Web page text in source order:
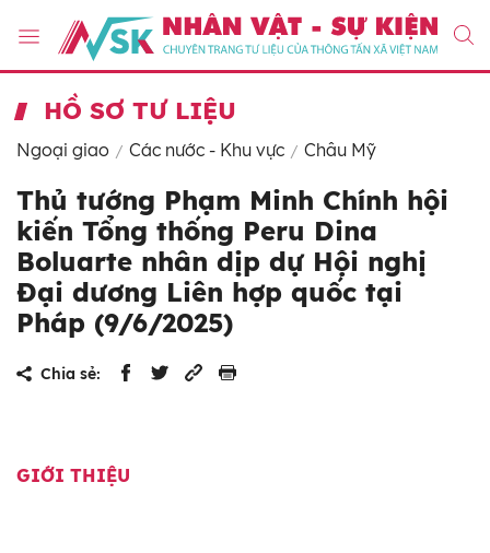
HỒ SƠ TƯ LIỆU
Ngoại giao Các nước - Khu vực Châu Mỹ
Thủ tướng Phạm Minh Chính hội
kiến Tổng thống Peru Dina
Boluarte nhân dịp dự Hội nghị
Đại dương Liên hợp quốc tại
Pháp (9/6/2025)
Chia sẻ:
GIỚI THIỆU